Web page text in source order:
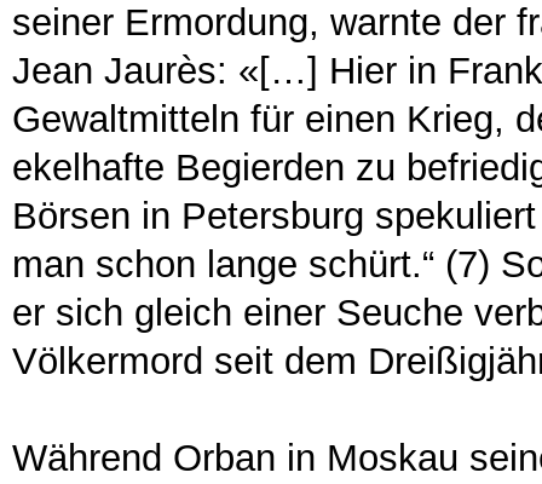
seiner Ermordung, warnte der
Jean Jaurès: «[…] Hier in
Gewaltmitteln für einen Krieg,
ekelhafte Begierden zu
Börsen in Petersburg
man schon lange schürt.“ (7)
er sich gleich einer Seuche
Völkermord seit dem
Während Orban in Moskau